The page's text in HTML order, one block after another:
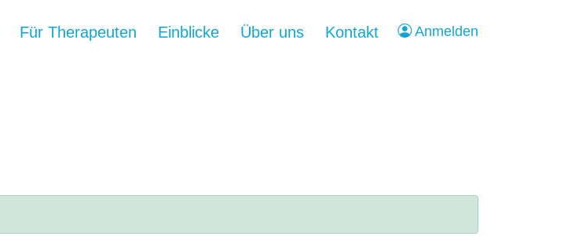
Für Therapeuten Einblicke Über uns Kontakt Anmelden